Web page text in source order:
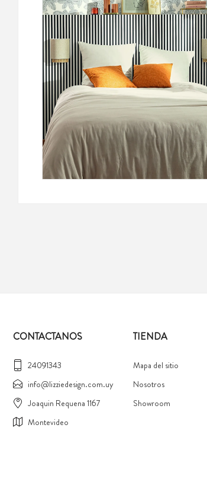
CONTACTANOS
24091343
info@lizziedesign.com.uy
Joaquin Requena 1167
Montevideo
TIENDA
Mapa del sitio
Nosotros
Showroom